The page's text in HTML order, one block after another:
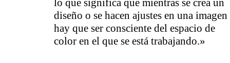
diseño o se hacen ajustes en una imagen
hay que ser consciente del espacio de
color en el que se está trabajando.»